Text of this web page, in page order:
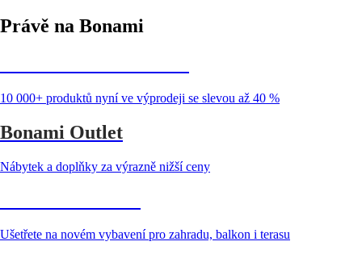
Právě na Bonami
10 000+ produktů nyní ve výprodeji se slevou až 40 %
Bonami Outlet
Nábytek a doplňky za výrazně nižší ceny
Ušetřete na novém vybavení pro zahradu, balkon i terasu